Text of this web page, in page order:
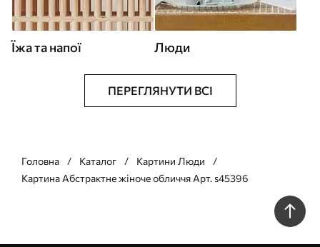
Їжа та напої Люди
ПЕРЕГЛЯНУТИ ВСІ
Головна Каталог
Картини Люди
Картина Абстрактне жіноче обличчя Арт. s45396